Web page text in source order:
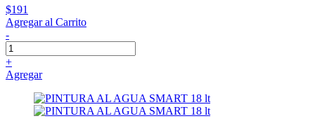
$191
Agregar al Carrito
-
+
Agregar